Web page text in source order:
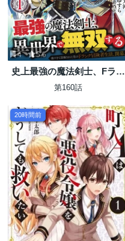
4 5.5
史上最強の魔法剣士、Fラン
ク冒険者に転生する ～剣聖
男の英雄譚～
第160話
20時間前